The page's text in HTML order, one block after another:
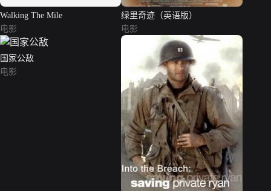
Walking The Mile
电影
绿里奇迹（英语版）
电影
国家公敌
电影